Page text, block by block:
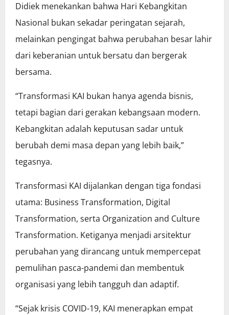
Didiek menekankan bahwa Hari Kebangkitan
Nasional bukan sekadar peringatan sejarah,
melainkan pengingat bahwa perubahan besar lahir
dari keberanian untuk bersatu dan bergerak
bersama.
“Transformasi KAI bukan hanya agenda bisnis,
tetapi bagian dari gerakan kebangsaan modern.
Kebangkitan adalah keputusan sadar untuk
berubah demi masa depan yang lebih baik,”
tegasnya.
Transformasi KAI dijalankan dengan tiga fondasi
utama: Business Transformation, Digital
Transformation, serta Organization and Culture
Transformation. Ketiganya menjadi arsitektur
perubahan yang dirancang untuk mempercepat
pemulihan pasca-pandemi dan membentuk
organisasi yang lebih tangguh dan adaptif.
“Sejak krisis COVID-19, KAI menerapkan empat